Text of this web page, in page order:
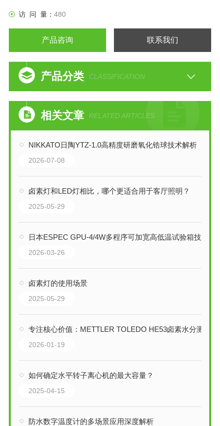
访 问 量： 480
产品咨询 联系我们
产品分类 CLASSIFICATION
相关文章 RELATED ARTICLES
NIKKATO日陶YTZ-1.0高精度研磨氧化锆球技术解析
2026-07-08
卤素灯和LED灯相比，哪个更适合用于客厅照明？
2025-05-29
日本ESPEC GPU-4/4W多程序可加宽高低温试验箱技术综述
2026-03-26
卤素灯的使用场景
2025-05-29
专注核心价值：METTLER TOLEDO HE53卤素水分测定仪技术解析
2026-01-19
如何确定水平转子离心机的最大容量？
2025-04-15
防水数字温度计的多场景应用深度解析